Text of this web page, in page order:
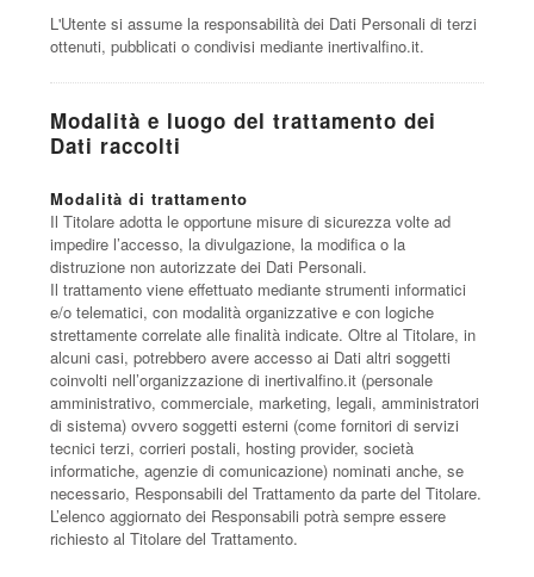
L'Utente si assume la responsabilità dei Dati Personali di terzi
ottenuti, pubblicati o condivisi mediante inertivalfino.it.
Modalità e luogo del trattamento dei
Dati raccolti
Modalità di trattamento
Il Titolare adotta le opportune misure di sicurezza volte ad
impedire l’accesso, la divulgazione, la modifica o la
distruzione non autorizzate dei Dati Personali.
Il trattamento viene effettuato mediante strumenti informatici
e/o telematici, con modalità organizzative e con logiche
strettamente correlate alle finalità indicate. Oltre al Titolare, in
alcuni casi, potrebbero avere accesso ai Dati altri soggetti
coinvolti nell’organizzazione di inertivalfino.it (personale
amministrativo, commerciale, marketing, legali, amministratori
di sistema) ovvero soggetti esterni (come fornitori di servizi
tecnici terzi, corrieri postali, hosting provider, società
informatiche, agenzie di comunicazione) nominati anche, se
necessario, Responsabili del Trattamento da parte del Titolare.
L’elenco aggiornato dei Responsabili potrà sempre essere
richiesto al Titolare del Trattamento.